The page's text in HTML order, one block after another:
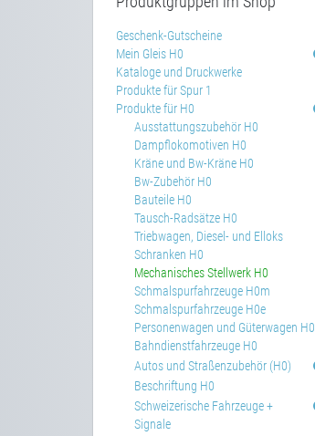
Geschenk-Gutscheine
Mein Gleis H0
Kataloge und Druckwerke
Produkte für Spur 1
Produkte für H0
Ausstattungszubehör H0
Dampflokomotiven H0
Kräne und Bw-Kräne H0
Bw-Zubehör H0
Bauteile H0
Tausch-Radsätze H0
Triebwagen, Diesel- und Elloks
Schranken H0
Mechanisches Stellwerk H0
Schmalspurfahrzeuge H0m
Schmalspurfahrzeuge H0e
Personenwagen und Güterwagen H0
Bahndienstfahrzeuge H0
Autos und Straßenzubehör (H0)
Beschriftung H0
Schweizerische Fahrzeuge +
Signale